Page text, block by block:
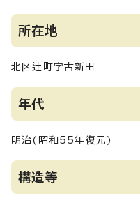
所在地
北区辻町字古新田
年代
明治(昭和55年復元)
構造等